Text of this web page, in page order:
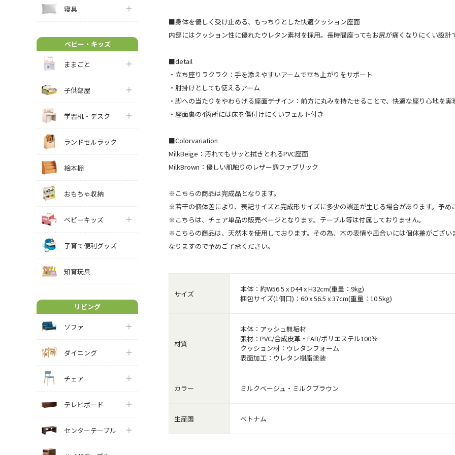
寝具
ベビー・キッズ
ままごと
子供部屋
学習机・デスク
ランドセルラック
絵本棚
おもちゃ収納
ベビーキッズ
子育て便利グッズ
知育玩具
リビング
ソファ
ダイニング
チェア
テレビボード
センターテーブル
■身体を優しく受け止める、もっちりとした快適クッション座面
内部にはクッション性に優れたウレタン素材を採用。長時間座ってもお尻が痛くなりにくい設計
■detail
・立ち座りラクラク：手を添えやすいアームで立ち上がりをサポート
・肘掛けとしても使えるアーム
・脚への当たりをやわらげる座面デザイン：前方に丸みを持たせることで、快適な座り心地を実
・座面裏の4箇所には床を傷付けにくいフェルト付き
■Colorvariation
MilkBeige：汚れてもサッと拭きとれるPVC座面
MilkBrown：優しい肌触りのレザー調ファブリック
※こちらの商品は完成品となります。
※若干の個体差により、表記サイズと完成形サイズに多少の誤差が生じる場合があります。予め
※こちらは、チェア単品の販売ページとなります。テーブル等は付属しておりません。
※こちらの商品は、天然木を使用しております。その為、木の表情や風合いには個体差がござ
なりますので予めご了承ください。
サイズ
本体：約W56.5 x D44 x H32cm(重量：9kg)
梱包サイズ(1個口)：60 x 56.5 x 37cm(重量：10.5kg)
材質
本体：アッシュ無垢材
張材：PVC/合成皮革・FAB/ポリエステル100％
クッション材：ウレタンフォーム
表面加工：ウレタン樹脂塗装
カラー ミルクベージュ・ミルクブラウン
生産国 ベトナム